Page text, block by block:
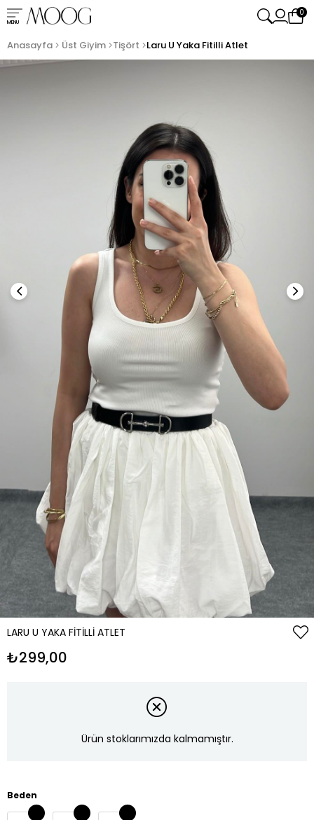
MENU
0
Anasayfa Üst Giyim Tişört Laru U Yaka Fitilli Atlet
LARU U YAKA FITILLI ATLET
₺299,00
Ürün stoklarımızda kalmamıştır.
Beden